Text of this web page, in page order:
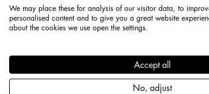
We may place these for analysis of our visitor data, to
personalised content and to give you a great website
about the cookies we use open the settings.
Accept all
No, adjust